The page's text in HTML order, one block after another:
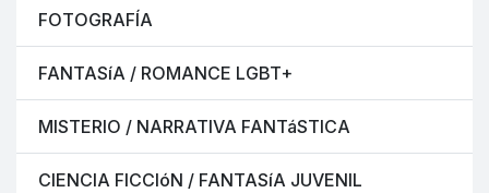
FOTOGRAFÍA
FANTASíA / ROMANCE LGBT+
MISTERIO / NARRATIVA FANTáSTICA
CIENCIA FICCIóN / FANTASíA JUVENIL